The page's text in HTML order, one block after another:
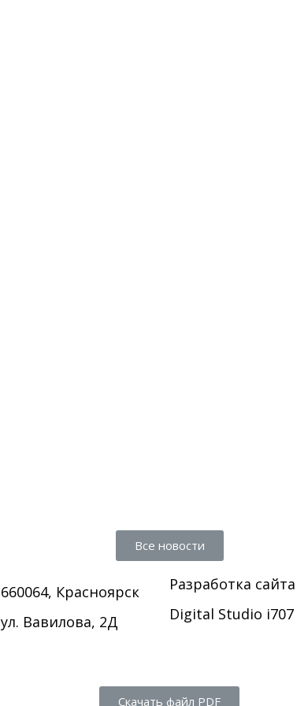
Все новости
660064, Красноярск
ул. Вавилова, 2Д
Разработка сайта
Digital Studio i707
Скачать файл PDF